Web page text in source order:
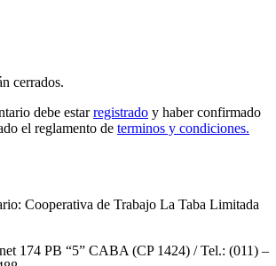
cerrados.
debe estarregistrado y haber confirmado
el reglamento de terminos y condiciones.
Cooperativa de Trabajo La Taba Limitada
174 PB “5” CABA (CP 1424) / Tel.: (011) –